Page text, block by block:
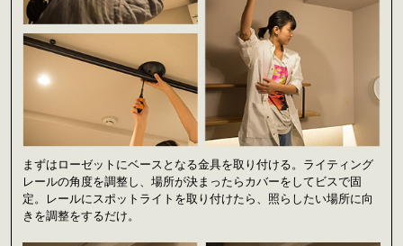
まずはローゼットにベースとなる金具を取り付ける。ライティング
レールの角度を調整し、場所が決まったらカバーをしてビスで固
定。レールにスポットライトを取り付けたら、照らしたい場所に向
きを調整をするだけ。